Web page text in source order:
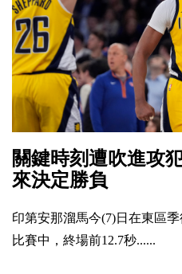
關鍵時刻遭吹進攻
來決定勝負
印第安那溜馬今(7)日在東區
比賽中，終場前12.7秒......